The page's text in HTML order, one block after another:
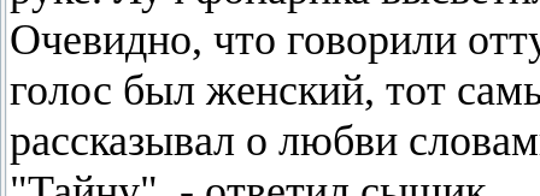
Очевидно, что говорили
голос был женский, тот
рассказывал о любви